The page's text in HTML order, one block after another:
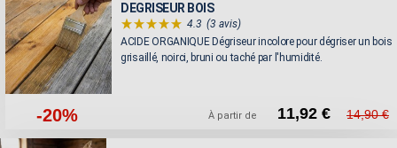
DEGRISEUR BOIS
4.3 (3 avis)
ACIDE ORGANIQUE Dégriseur incolore pour dégriser un bois
grisaillé, noirci, bruni ou taché par l'humidité.
-20% À partir de 11,92 € 14,90 €